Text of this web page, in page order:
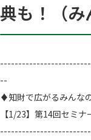
典も！（み
--
♦知財で広がるみんな
【1/23】第14回セミ